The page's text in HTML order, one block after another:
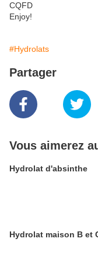
CQFD
Enjoy!
#Hydrolats
Partager
Vous aimerez
Hydrolat d'absinthe
Hydrolat maison B et